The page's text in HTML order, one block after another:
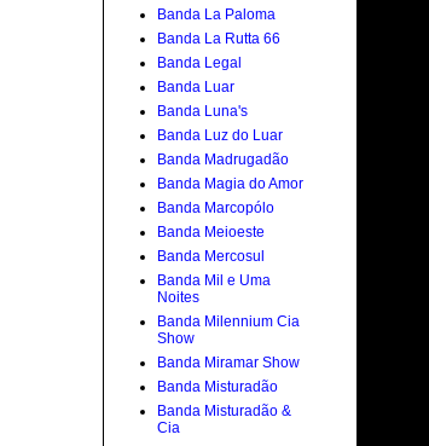
Banda La Paloma
Banda La Rutta 66
Banda Legal
Banda Luar
Banda Luna's
Banda Luz do Luar
Banda Madrugadão
Banda Magia do Amor
Banda Marcopólo
Banda Meioeste
Banda Mercosul
Banda Mil e Uma
Noites
Banda Milennium Cia
Show
Banda Miramar Show
Banda Misturadão
Banda Misturadão &
Cia